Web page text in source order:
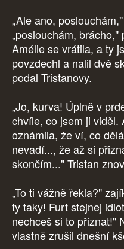
„Ale ano,
„poslouchám, brácho,"
Amélie se vrátila, a ty
povzdechl a nalil dvě
podal Tristanovy.
„Jo, kurva! Úplně v
chvíle, co jsem ji viděl.
oznámila, že ví, co
nevadí..., že až si
skončím..." Tristan
„To ti vážně řekla?"
ty taky! Furt stejnej
nechceš si to přiznat!"
vlastně zrušil dnešní